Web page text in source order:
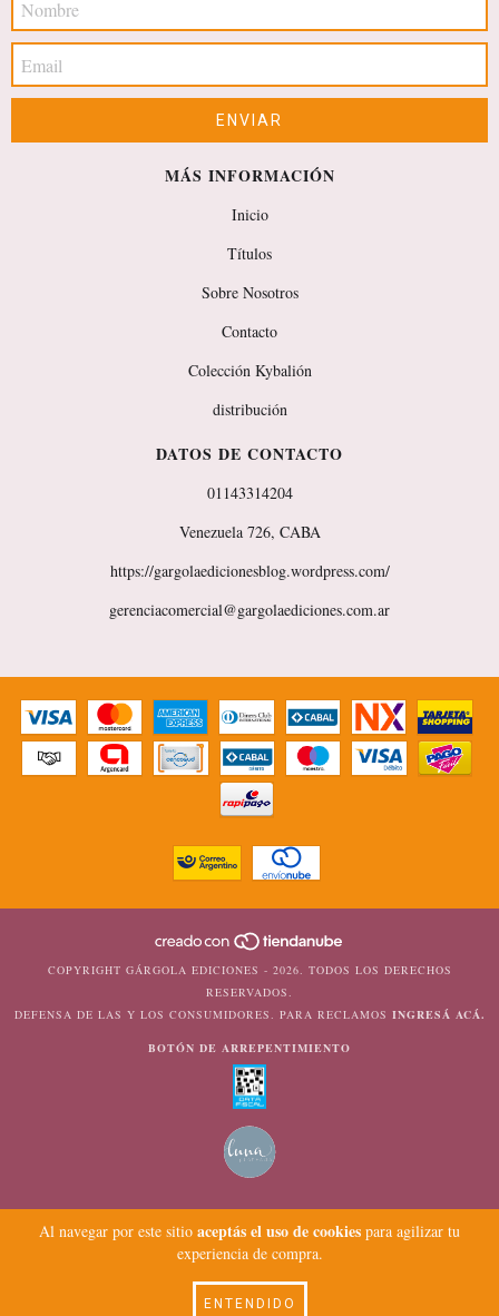
Al navegar por este sitio aceptás el uso de cookies para agilizar tu
experiencia de compra.
ENTENDIDO
MÁS INFORMACIÓN
Inicio
Títulos
Sobre Nosotros
Contacto
Colección Kybalión
distribución
DATOS DE CONTACTO
01143314204
Venezuela 726, CABA
https://gargolaedicionesblog.wordpress.com/
gerenciacomercial@gargolaediciones.com.ar
COPYRIGHT GÁRGOLA EDICIONES - 2026. TODOS LOS DERECHOS
RESERVADOS.
DEFENSA DE LAS Y LOS CONSUMIDORES. PARA RECLAMOS INGRESÁ ACÁ.
BOTÓN DE ARREPENTIMIENTO